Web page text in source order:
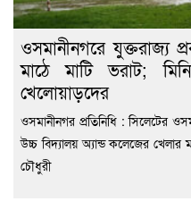
ওসমানীনগরে যুক্তরাজ্য
মাঠে মাটি ভরাট;
খেলোয়াড়দের
ওসমানীনগর প্রতিনিধি : সিলেটের
উচ্চ বিদ্যালয় অ্যান্ড কলেজের খেলার
চৌধুরী